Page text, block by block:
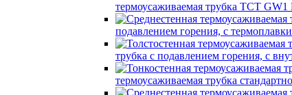
термоусаживаемая трубка TCT
подавлением горения, с
трубка c подавлением горения, с
термоусаживаемая трубка